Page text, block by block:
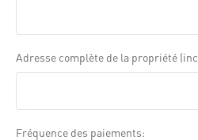
Adresse complète de la propriété
Fréquence des paiements